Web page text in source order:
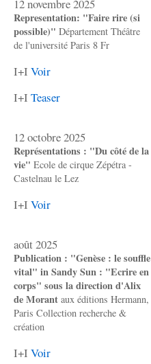
12 novembre 2025
Representation: "Faire rire (si
possible)" Département Théâtre
de l'université Paris 8 Fr
I+I Voir
I+I Teaser
12 octobre 2025
Représentations : "Du côté de la
vie" Ecole de cirque Zépétra -
Castelnau le Lez
I+I Voir
août 2025
Publication : "Genèse : le souffle
vital" in Sandy Sun : "Ecrire en
corps" sous la direction d'Alix
de Morant aux éditions Hermann,
Paris Collection recherche &
création
I+I Voir